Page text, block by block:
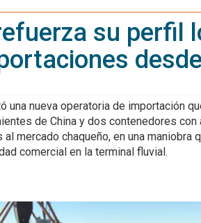
su perfil
una nueva operatoria de importación
de China y dos contenedores con
mercado chaqueño, en una maniobra
comercial en la terminal fluvial.